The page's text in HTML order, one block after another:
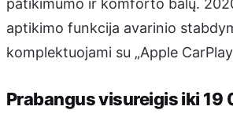
patikimumo ir komforto balų.
aptikimo funkcija avarinio
komplektuojami su „Apple
Prabangus visureigis iki 19